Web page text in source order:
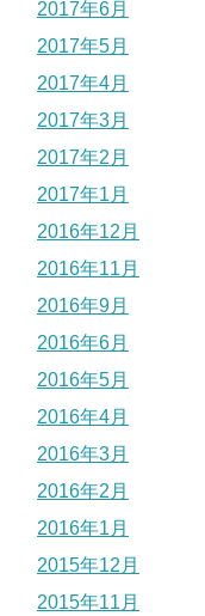
2017年6月
2017年5月
2017年4月
2017年3月
2017年2月
2017年1月
2016年12月
2016年11月
2016年9月
2016年6月
2016年5月
2016年4月
2016年3月
2016年2月
2016年1月
2015年12月
2015年11月